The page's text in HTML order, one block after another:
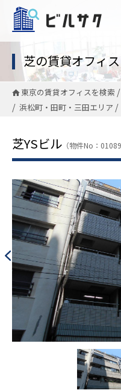
芝の賃貸オフィス
東京の賃貸オフィスを検索
浜松町・田町・三田エリア
芝YSビル （物件No：